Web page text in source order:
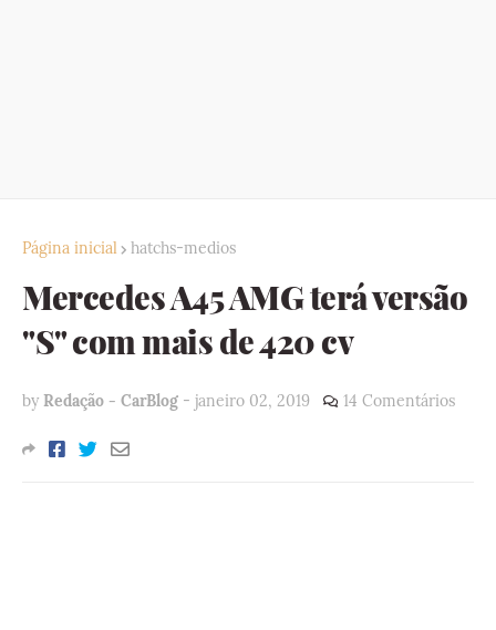
Página inicial hatchs-medios
Mercedes A45 AMG terá versão
"S" com mais de 420 cv
by Redação - CarBlog - janeiro 02, 2019 14 Comentários